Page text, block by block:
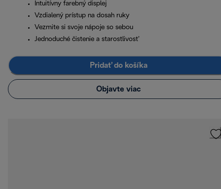
Intuitívny farebný displej
Vzdialený prístup na dosah ruky
Vezmite si svoje nápoje so sebou
Jednoduché čistenie a starostlivosť
Pridať do košíka
Objavte viac